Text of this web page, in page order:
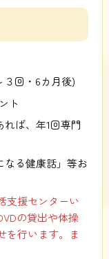
回・6カ月後)
ト
ば、年1回専門
なる健康話」等お
支援センターい
の貸出や体操
を行います。ま